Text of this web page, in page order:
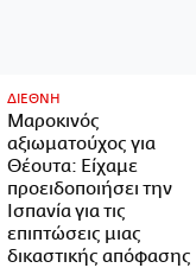
ΔΙΕΘΝΗ
Μαροκινός
αξιωματούχος για
Θέουτα: Είχαμε
προειδοποιήσει την
Ισπανία για τις
επιπτώσεις μιας
δικαστικής απόφασης